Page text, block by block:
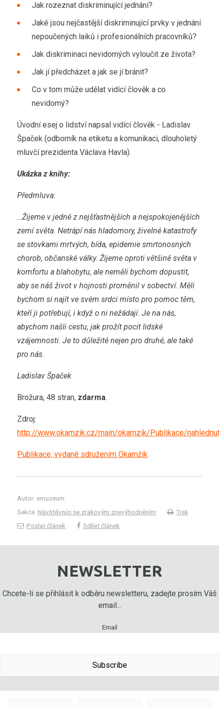
Jak rozeznat diskriminující jednání?
Jaké jsou nejčastější diskriminující prvky v jednání
nepoučených laiků i profesionálních pracovníků?
Jak diskriminaci nevidomých vyloučit ze života?
Jak jí předcházet a jak se jí bránit?
Co v tom může udělat vidící člověk a co
nevidomý?
Úvodní esej o lidství napsal vidící člověk - Ladislav
Špaček (odborník na etiketu a komunikaci, dlouholetý
mluvčí prezidenta Václava Havla).
Ukázka z knihy:
Předmluva:
…Žijeme v jedné z nejšťastnějších a nejspokojenějších
zemí světa. Netrápí nás hladomory, živelné katastrofy
se stovkami mrtvých, bída, epidemie smrtonosných
chorob, občanské války. Žijeme oproti většině světa v
komfortu a blahobytu, ale neměli bychom dopustit,
aby se náš život v hojnosti proměnil v sobectví. Měli
bychom si najít ve svém srdci místo pro pomoc těm,
kteří ji potřebují, i když o ni nežádají. Je na nás,
abychom našli cestu, jak prožít pocit lidské
vzájemnosti. Je to důležité nejen pro druhé, ale také
pro nás.
Ladislav Špaček
Brožura, 48 stran, zdarma.
Zdroj:
http://www.okamzik.cz/main/okamzik/Publikace/
Publikace, vydané sdružením Okamžik
Autor: emuzeum
Sekce: Návštěvníci se zrakovým znevýhodněním
Tisk
Poslat článek
Sdílet článek
NEWSLETTER
Chcete-li se přihlásit k odběru newsletteru, zadejte prosím Váš
email...
Email
Subscribe